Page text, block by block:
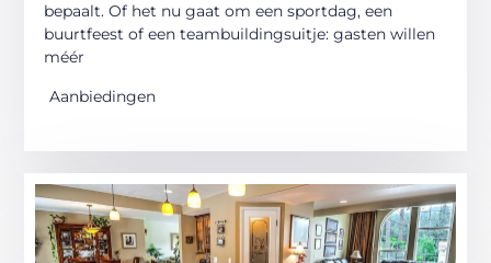
bepaalt. Of het nu gaat om een sportdag, een
buurtfeest of een teambuildingsuitje: gasten willen
méér
Aanbiedingen